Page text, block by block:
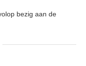
bezig aan de